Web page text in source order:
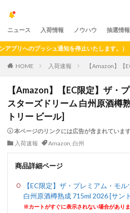
ニュース 入荷情報 ノウハウ 抽選情報
のプッシュ通知を停止いたします。）
HOME 入荷速報 【Amazon】
【Amazon】【EC限定】ザ・
スターズドリーム 白州原酒樽
トリー ビール]
本ページのリンクには広告が含まれています
入荷速報
Amazon, 白州
商品詳細ページ
【EC限定】ザ・プレミアム・モ
白州原酒樽熟成 715ml 2026 [サン
※カートがすぐに表示されない場合があり